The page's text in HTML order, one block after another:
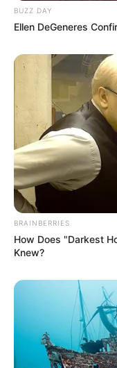
Ocena: 4/6
źródło: Disney /
OBSERWUJ
BUZZ DAY
Ellen DeGeneres
BRAINBERRIES
How Does "Darkest
Knew?